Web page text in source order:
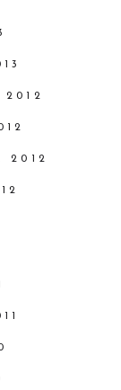
2012
2012